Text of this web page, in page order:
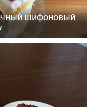
шифоновый